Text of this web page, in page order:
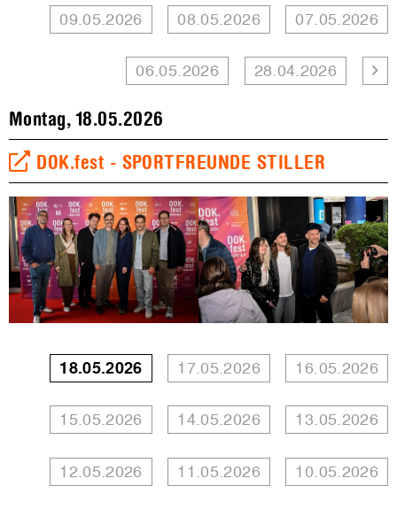
09.05.2026 08.05.2026 07.05.2026
06.05.2026 28.04.2026
Montag, 18.05.2026
DOK.fest - SPORTFREUNDE STILLER
18.05.2026 17.05.2026 16.05.2026
15.05.2026 14.05.2026 13.05.2026
12.05.2026 11.05.2026 10.05.2026